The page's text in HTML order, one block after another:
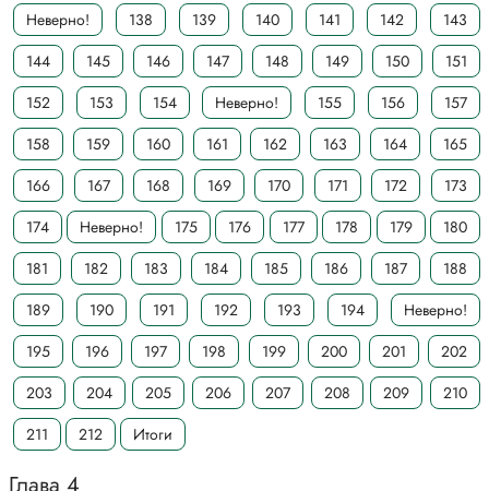
Неверно!
138 139 140 141 142
143
144
145 146 147 148 149 150
151
152
153 154 Неверно! 155 156
157
158
159 160 161 162 163 164
165
166
167 168 169 170 171 172
173
174
Неверно! 175 176 177 178 179
180
181
182 183 184 185 186 187
188
189
190 191 192 193 194
Неверно!
195
196 197 198 199 200 201
202
203
204 205 206 207 208 209
210
211
212 Итоги